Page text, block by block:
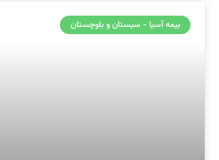
بیمه آسیا - سیستان و بلوچستان